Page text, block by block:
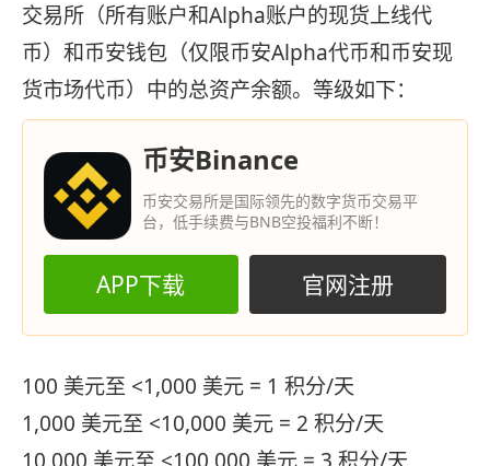
交易所（所有账户和Alpha账户的现货上线代
币）和币安钱包（仅限币安Alpha代币和币安现
货市场代币）中的总资产余额。等级如下：
币安Binance
币安交易所是国际领先的数字货币交易平
台，低手续费与BNB空投福利不断！
APP下载 官网注册
100 美元至 <1,000 美元 = 1 积分/天
1,000 美元至 <10,000 美元 = 2 积分/天